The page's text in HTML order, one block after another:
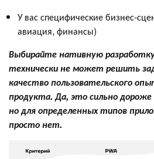
У вас специфические бизнес-
авиация, финансы)
Выбирайте нативную
технически не может решить
качество пользовательского
продукта. Да, это сильно
но для определенных типов
просто нет.